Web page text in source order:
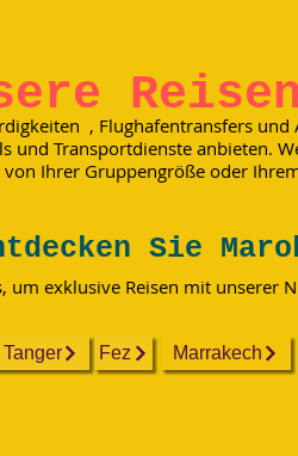
Reisen
, Flughafentransfers
Transportdienste anbieten.
Ihrer Gruppengröße oder
Sie
exklusive Reisen mit unserer
Tanger Fez Marrakech